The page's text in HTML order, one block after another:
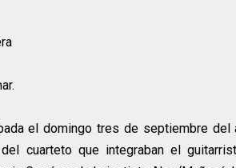
el domingo tres de septiembre
del cuarteto que integraban el